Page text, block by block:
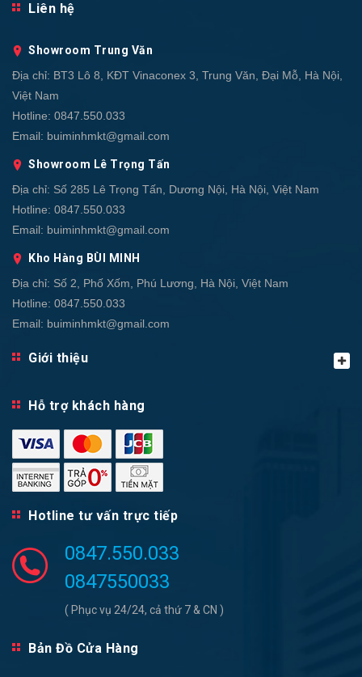
Liên hệ
Showroom Trung Văn
Địa chỉ: BT3 Lô 8, KĐT Vinaconex 3, Trung Văn, Đại Mỗ, Hà Nội,
Việt Nam
Hotline: 0847.550.033
Email: buiminhmkt@gmail.com
Showroom Lê Trọng Tấn
Địa chỉ: Số 285 Lê Trọng Tấn, Dương Nội, Hà Nội, Việt Nam
Hotline: 0847.550.033
Email: buiminhmkt@gmail.com
Kho Hàng BÙI MINH
Địa chỉ: Số 2, Phố Xốm, Phú Lương, Hà Nội, Việt Nam
Hotline: 0847.550.033
Email: buiminhmkt@gmail.com
Giới thiệu
Hỗ trợ khách hàng
Hotline tư vấn trực tiếp
0847.550.033
0847550033
( Phục vụ 24/24, cả thứ 7 & CN )
Bản Đồ Cửa Hàng